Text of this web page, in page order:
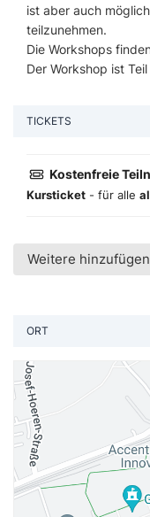
ist aber auch
teilzunehmen.
Die Workshops
Der Workshop ist
TICKETS
Kostenfreie
Kursticket - für alle
Weitere hinzufügen
ORT